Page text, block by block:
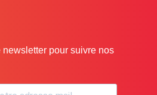
newsletter pour suivre nos